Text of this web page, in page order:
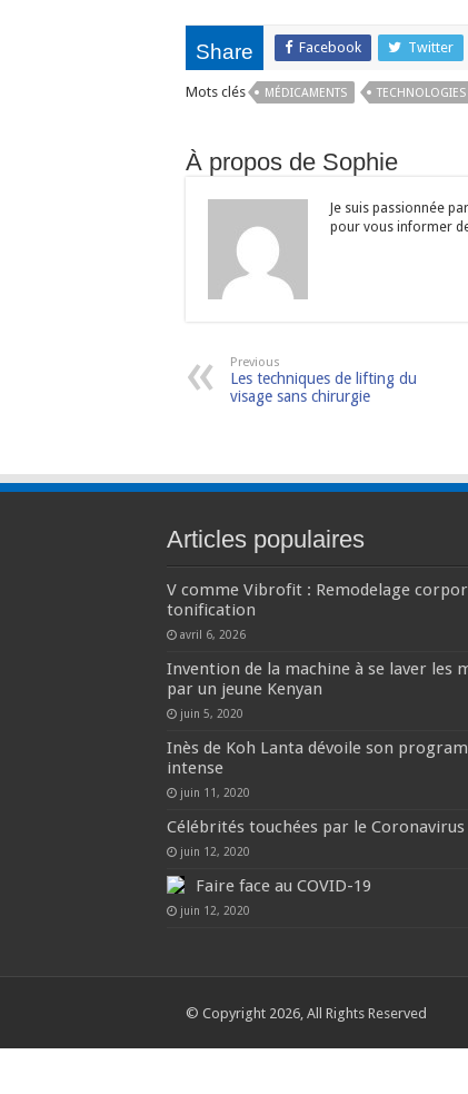
Share Facebook Twitter
Mots clés MÉDICAMENTS
À propos de Sophie
Je suis passionnée
pour vous informer
Previous
Les techniques de lifting du
visage sans chirurgie
Articles populaires
V comme Vibrofit : Remodelage
tonification
avril 6, 2026
Invention de la machine à se laver les
par un jeune Kenyan
juin 5, 2020
Inès de Koh Lanta dévoile son
intense
juin 11, 2020
Célébrités touchées par le Coronavirus
juin 12, 2020
Faire face au COVID-19
juin 12, 2020
© Copyright 2026, All Rights Reserved